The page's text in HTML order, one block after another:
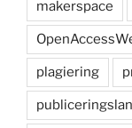
makerspace
plagiering